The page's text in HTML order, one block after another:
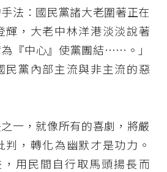
法：國民黨諸大老圍著正在
輝，大老中林洋港淡淡說著
為『中心』使黨團結……。」
民黨內部主流與非主流的惡
一，就像所有的喜劇，將嚴
，轉化為幽默才是功力。
，用民間自行取馬頭揚長而